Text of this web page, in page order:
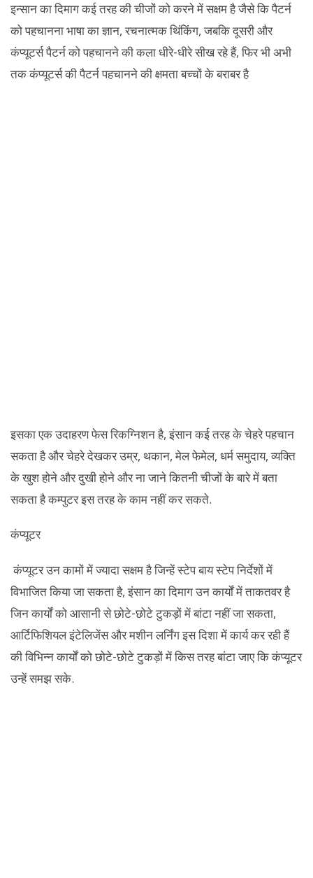
इन्सान का दिमाग कई तरह की चीजों को करने में सक्षम है जैसे कि पैटर्न
को पहचानना भाषा का ज्ञान, रचनात्मक थिंकिंग, जबकि दूसरी और
कंप्यूटर्स पैटर्न को पहचानने की कला धीरे-धीरे सीख रहे हैं, फिर भी अभी
तक कंप्यूटर्स की पैटर्न पहचानने की क्षमता बच्चों के बराबर है
इसका एक उदाहरण फेस रिकग्निशन है, इंसान कई तरह के चेहरे पहचान
सकता है और चेहरे देखकर उम्र, थकान, मेल फेमेल, धर्म समुदाय, व्यक्ति
के खुश होने और दुखी होने और ना जाने कितनी चीजों के बारे में बता
सकता है कम्पुटर इस तरह के काम नहीं कर सकते.
कंप्यूटर
कंप्यूटर उन कामों में ज्यादा सक्षम है जिन्हें स्टेप बाय स्टेप निर्देशों में
विभाजित किया जा सकता है, इंसान का दिमाग उन कार्यों में ताकतवर है
जिन कार्यों को आसानी से छोटे-छोटे टुकड़ों में बांटा नहीं जा सकता,
आर्टिफिशियल इंटेलिजेंस और मशीन लर्निंग इस दिशा में कार्य कर रही हैं
की विभिन्न कार्यों को छोटे-छोटे टुकड़ों में किस तरह बांटा जाए कि कंप्यूटर
उन्हें समझ सके.